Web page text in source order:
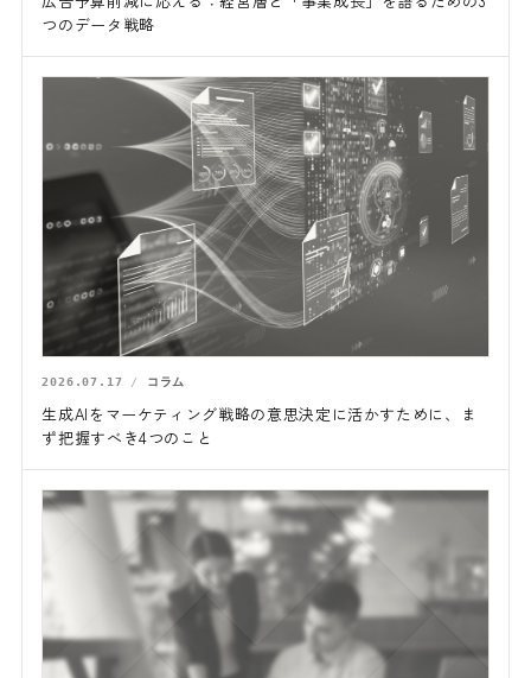
つのデータ戦略
2026.07.17 コラム
生成AIをマーケティング戦略の意思決定に活かすために、ま
ず把握すべき4つのこと